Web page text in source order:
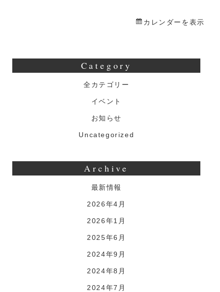
カレンダーを表示
Category
全カテゴリー
イベント
お知らせ
Uncategorized
Archive
最新情報
2026年4月
2026年1月
2025年6月
2024年9月
2024年8月
2024年7月